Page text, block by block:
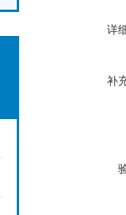
详
补